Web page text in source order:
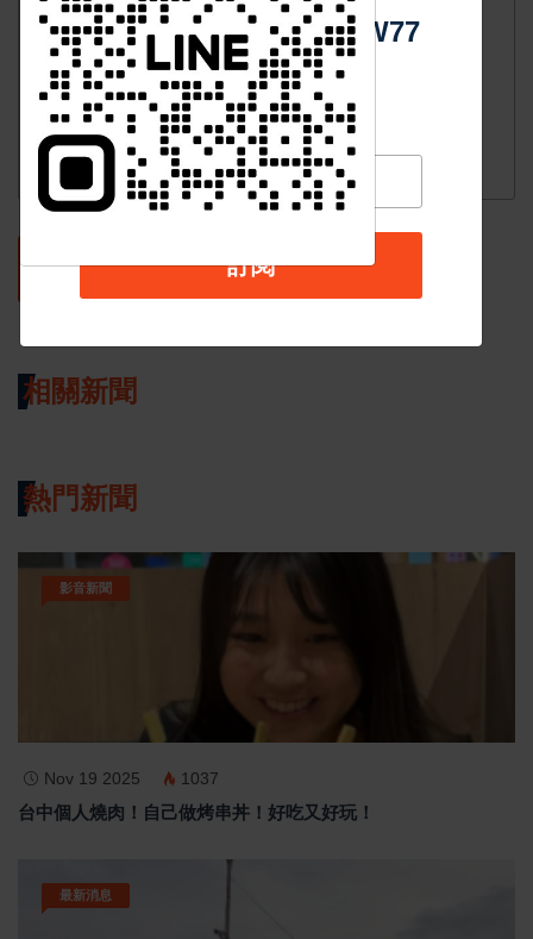
發表評論
相關新聞
熱門新聞
影音新聞
Nov 19 2025 1037
台中個人燒肉！自己做烤串丼！好吃又好玩！
最新消息
Https://reurl.cc/adqW77
訂閱